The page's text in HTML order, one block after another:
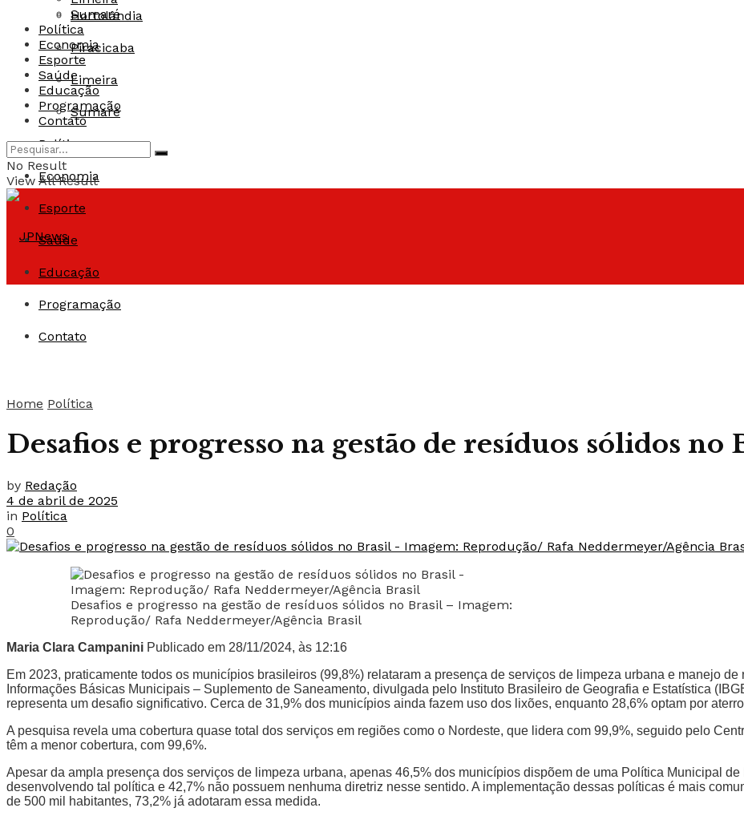
Hortolândia
Piracicaba
Limeira
Sumaré
Política
Economia
Esporte
Saúde
Educação
Programação
Contato
Sumaré
Política
Economia
Esporte
Saúde
Educação
Programação
Contato
No Result
View All Result
Home Política
Desafios e progresso na gestão de resíduos sólidos no
by Redação
4 de abril de 2025
in Política
0
Desafios e progresso na gestão de resíduos sólidos no Brasil – Imagem:
Reprodução/ Rafa Neddermeyer/Agência Brasil
Maria Clara Campanini Publicado em 28/11/2024, às 12:16
Em 2023, praticamente todos os municípios brasileiros (99,8%) relataram a presença de serviços de limpeza urbana e manejo
Informações Básicas Municipais – Suplemento de Saneamento, divulgada pelo Instituto Brasileiro de Geografia e Estatística
representa um desafio significativo. Cerca de 31,9% dos municípios ainda fazem uso dos lixões, enquanto 28,6% optam por
A pesquisa revela uma cobertura quase total dos serviços em regiões como o Nordeste, que lidera com 99,9%, seguido pelo
têm a menor cobertura, com 99,6%.
Apesar da ampla presença dos serviços de limpeza urbana, apenas 46,5% dos municípios dispõem de uma Política Municipal
desenvolvendo tal política e 42,7% não possuem nenhuma diretriz nesse sentido. A implementação dessas políticas é mais
de 500 mil habitantes, 73,2% já adotaram essa medida.